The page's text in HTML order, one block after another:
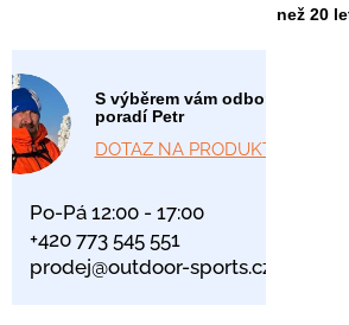
S výběrem vám odborně
poradí Petr
DOTAZ NA PRODUKT
Po-Pá 12:00 - 17:00
+420 773 545 551
prodej@outdoor-sports.cz
než 20